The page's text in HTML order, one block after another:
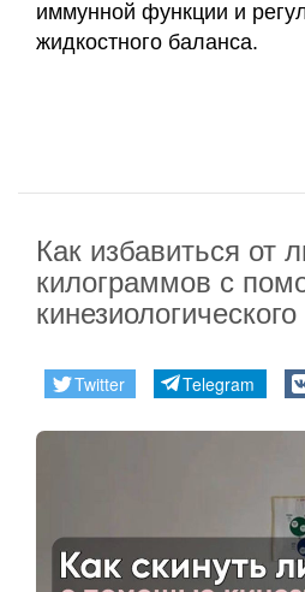
Диплом
и
Отзывы
Дневник
проекте
иммунной функции и
жидкостного баланса.
Как избавиться от
килограммов с
Twitter Telegram